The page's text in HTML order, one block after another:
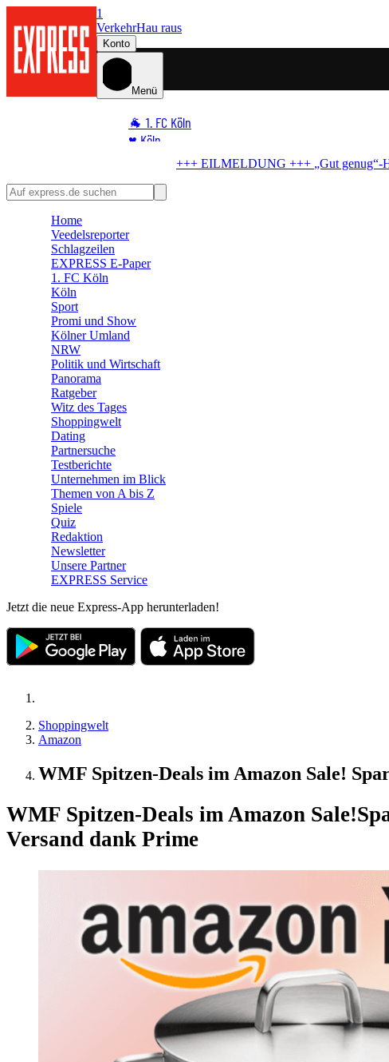
1
VerkehrHau raus
Konto
Menü
🐐 1. FC Köln
♥️ Köln
🏆 Sport
🛒 Shoppingwelt
Kostenlos-Konzert in Köln abgesagt –
Home
Veedelsreporter
Schlagzeilen
EXPRESS E-Paper
1. FC Köln
Köln
Sport
Promi und Show
Kölner Umland
NRW
Politik und Wirtschaft
Panorama
Ratgeber
Witz des Tages
Shoppingwelt
Dating
Partnersuche
Testberichte
Unternehmen im Blick
Themen von A bis Z
Spiele
Quiz
Redaktion
Newsletter
Unsere Partner
EXPRESS Service
Jetzt die neue Express-App herunterladen!
Shoppingwelt
Amazon
WMF Spitzen-Deals im Amazon Sale!
WMF Spitzen-Deals im Amazon Sale!
Versand dank Prime